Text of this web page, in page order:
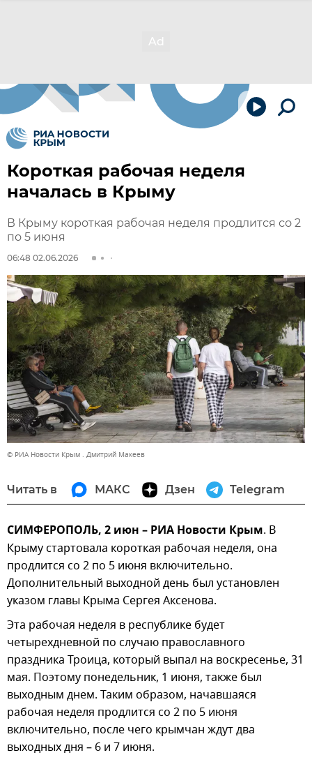
Короткая рабочая неделя
началась в Крыму
В Крыму короткая рабочая неделя продлится со 2
по 5 июня
06:48 02.06.2026
© РИА Новости Крым . Дмитрий Макеев
Читать в МАКС Дзен Telegram
СИМФЕРОПОЛЬ, 2 июн – РИА Новости Крым. В
Крыму стартовала короткая рабочая неделя, она
продлится со 2 по 5 июня включительно.
Дополнительный выходной день был установлен
указом главы Крыма Сергея Аксенова.
Эта рабочая неделя в республике будет
четырехдневной по случаю православного
праздника Троица, который выпал на воскресенье, 31
мая. Поэтому понедельник, 1 июня, также был
выходным днем. Таким образом, начавшаяся
рабочая неделя продлится со 2 по 5 июня
включительно, после чего крымчан ждут два
выходных дня – 6 и 7 июня.